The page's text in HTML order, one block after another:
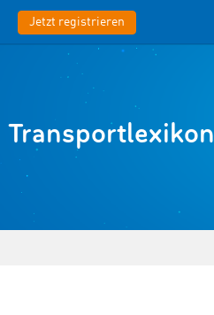
Jetzt registrieren
Transportlexikon